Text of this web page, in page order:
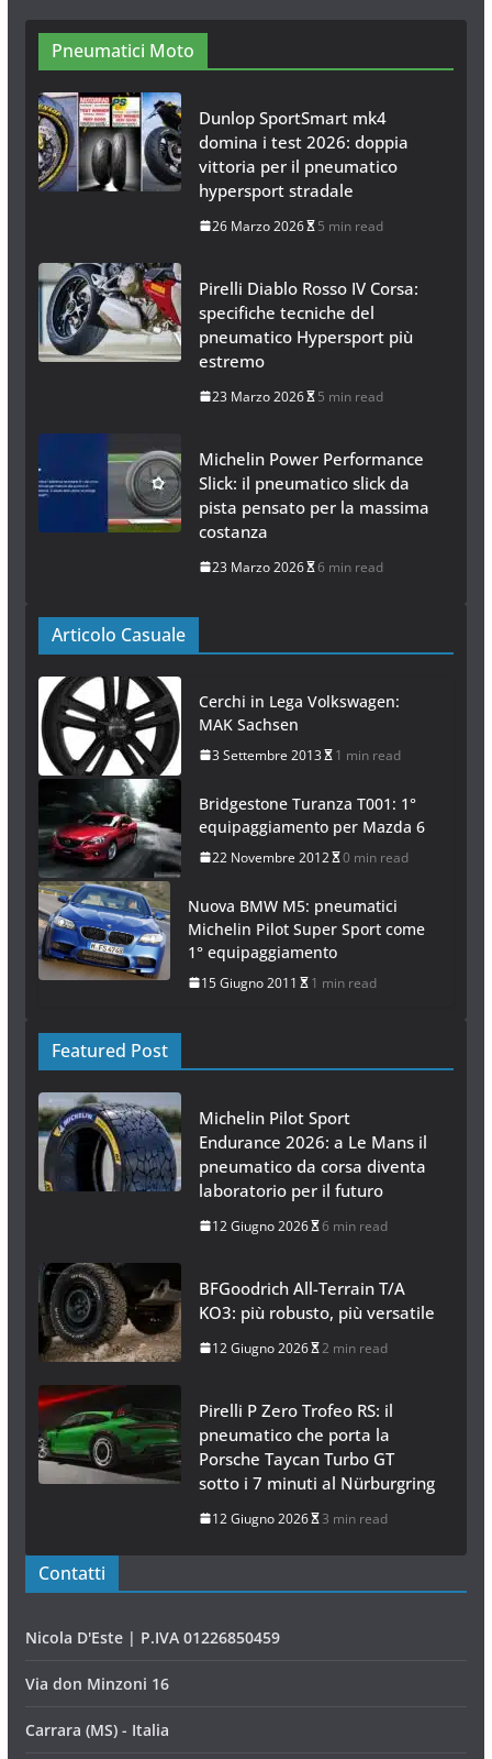
26 Gennaio 2017
Pneumatici Moto
Dunlop SportSmart mk4
domina i test 2026: doppia
vittoria per il pneumatico
hypersport stradale
26 Marzo 2026 5 min read
Pirelli Diablo Rosso IV Corsa:
specifiche tecniche del
pneumatico Hypersport più
estremo
23 Marzo 2026 5 min read
Michelin Power Performance
Slick: il pneumatico slick da
pista pensato per la massima
costanza
23 Marzo 2026 6 min read
Articolo Casuale
Cerchi in Lega Volkswagen:
MAK Sachsen
3 Settembre 2013 1 min read
Bridgestone Turanza T001: 1°
equipaggiamento per Mazda 6
22 Novembre 2012 0 min read
Nuova BMW M5: pneumatici
Michelin Pilot Super Sport come
1° equipaggiamento
15 Giugno 2011 1 min read
Featured Post
Michelin Pilot Sport
Endurance 2026: a Le Mans il
pneumatico da corsa diventa
laboratorio per il futuro
12 Giugno 2026 6 min read
BFGoodrich All-Terrain T/A
KO3: più robusto, più versatile
12 Giugno 2026 2 min read
Pirelli P Zero Trofeo RS: il
pneumatico che porta la
Porsche Taycan Turbo GT
sotto i 7 minuti al Nürburgring
12 Giugno 2026 3 min read
Contatti
Nicola D'Este | P.IVA 01226850459
Via don Minzoni 16
Carrara (MS) - Italia